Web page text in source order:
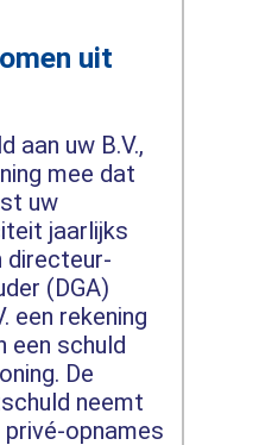
uit
aan uw B.V.,
mee dat
uw
jaarlijks
directeur-
(DGA)
een rekening
een schuld
De
neemt
opnames